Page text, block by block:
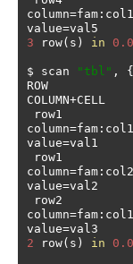
column=fam : col1
value=
3 row( s ) in
$ scan "tbl" , {
ROW
COLUMN+CELL
column=fam : col1
value=val1
column=fam : col2
value=val2
column=fam : col1
value=
2 row( s ) in